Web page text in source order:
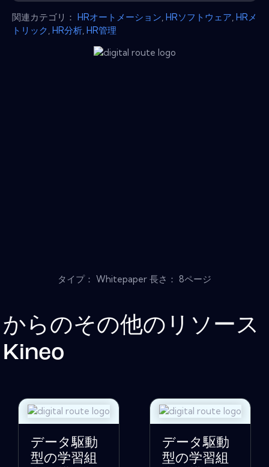
関連カテゴリ： HRオートメーション HRソフトウェア HRメ
トリック HR分析 HR管理
タイプ： Whitepaper 長さ： 8ページ
からのその他のリソース
Kineo
データ駆動
型の学習組
データ駆動
型の学習組